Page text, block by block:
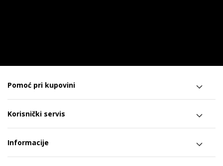
Pomoć pri kupovini
Korisnički servis
Informacije